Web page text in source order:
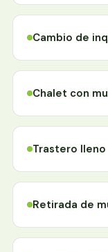
Cambio de
Chalet con
Trastero lleno
Retirada de